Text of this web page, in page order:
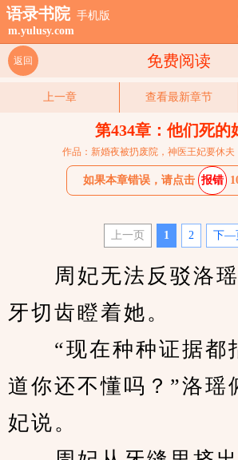
语录书院 手机版
m.yulusy.com
免费阅读
返回
上一章 查看最新章节
第434章：他们死的
作品：新婚夜被扔废院，神医王妃要休夫
如果本章错误，请点击 报错
上一页 1 2 下—
周妃无法反驳洛瑶
牙切齿瞪着她。
“现在种种证据都
道你还不懂吗？”洛瑶
妃说。